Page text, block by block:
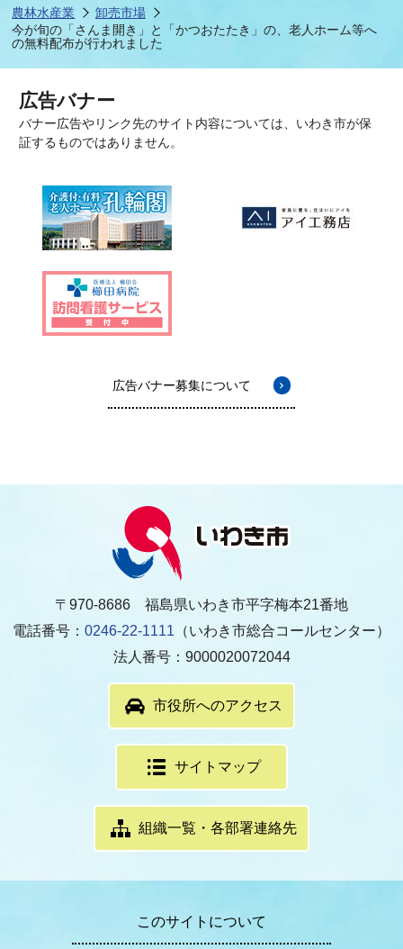
農林水産業
卸売市場
今が旬の「さんま開き」と「かつおたたき」の、老人ホーム等へ
の無料配布が行われました
広告バナー
バナー広告やリンク先のサイト内容については、いわき市が保
証するものではありません。
広告バナー募集について
〒970-8686 福島県いわき市平字梅本21番地
電話番号： 0246-22-1111 （いわき市総合コールセンター）
法人番号：9000020072044
市役所へのアクセス
サイトマップ
組織一覧・各部署連絡先
このサイトについて